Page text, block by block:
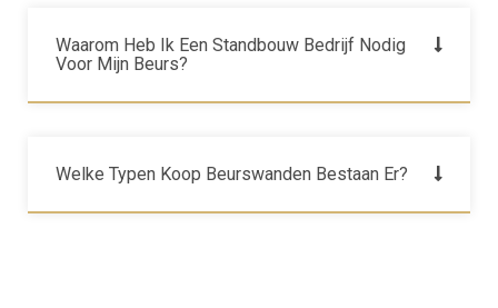
Waarom Heb Ik Een Standbouw Bedrijf Nodig
Voor Mijn Beurs?
Welke Typen Koop Beurswanden Bestaan Er?